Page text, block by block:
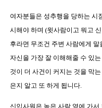
여자분들은 성추행을 당하는 시
시해야 하며 (윗사람이고 뭐고
후라면 무조건 주변 사람에게
자신을 가장 잘 이해해줄 수 있
것이 더 사건이 커지는 것을 막
은지 알고 또 하게 됩니다.
신입사원은 높은 사람 옆에 가